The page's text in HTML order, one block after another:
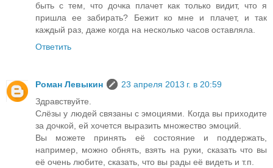
быть с тем, что дочка плачет как только видит, что я
пришла ее забирать? Бежит ко мне и плачет, и так
каждый раз, даже когда на несколько часов оставляла.
Ответить
Роман Левыкин
23 апреля 2013 г. в 20:59
Здравствуйте.
Слёзы у людей связаны с эмоциями. Когда вы приходите
за дочкой, ей хочется выразить множество эмоций.
Вы можете принять её состояние и поддержать,
например, можно обнять, взять на руки, сказать что вы
её очень любите, сказать, что вы рады её видеть и т.п.